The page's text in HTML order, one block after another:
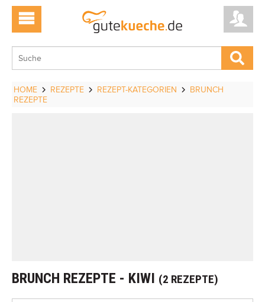
HOME REZEPTE REZEPT-KATEGORIEN
BRUNCH
REZEPTE
BRUNCH REZEPTE - KIWI (2 REZEPTE)